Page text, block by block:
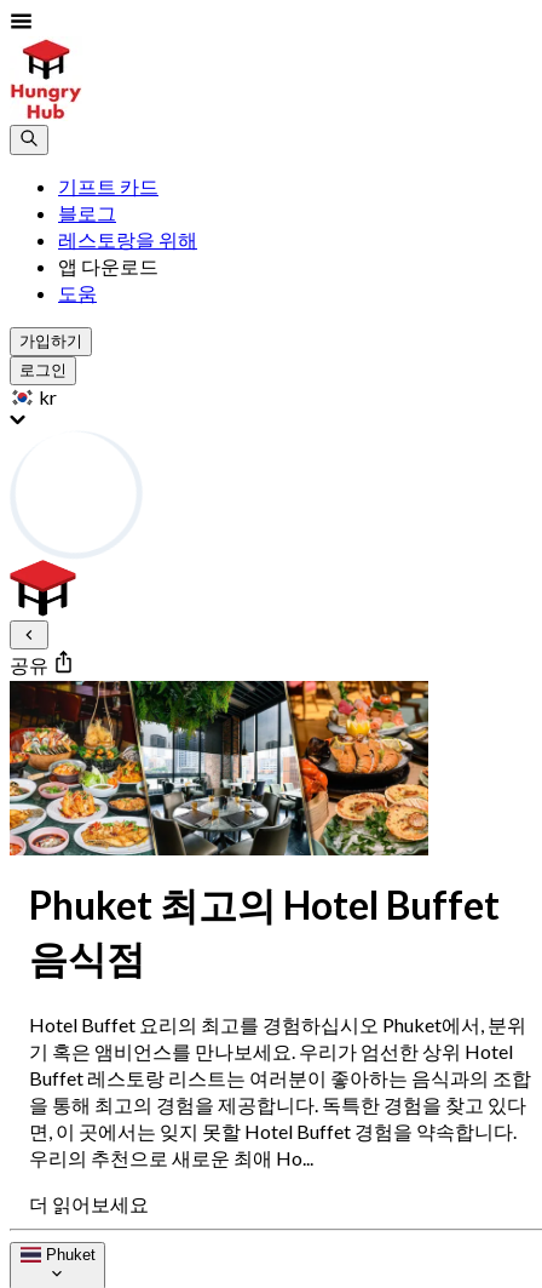
기프트 카드
블로그
레스토랑을 위해
앱 다운로드
도움
가입하기
로그인
kr
공유
Phuket 최고의 Hotel Buffet
음식점
Hotel Buffet 요리의 최고를 경험하십시오 Phuket에서, 분위
기 혹은 앰비언스를 만나보세요. 우리가 엄선한 상위 Hotel
Buffet 레스토랑 리스트는 여러분이 좋아하는 음식과의 조합
을 통해 최고의 경험을 제공합니다. 독특한 경험을 찾고 있다
면, 이 곳에서는 잊지 못할 Hotel Buffet 경험을 약속합니다.
우리의 추천으로 새로운 최애 Ho...
더 읽어보세요
Phuket